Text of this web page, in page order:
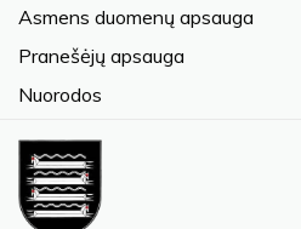
Asmens duomenų apsauga
Pranešėjų apsauga
Nuorodos